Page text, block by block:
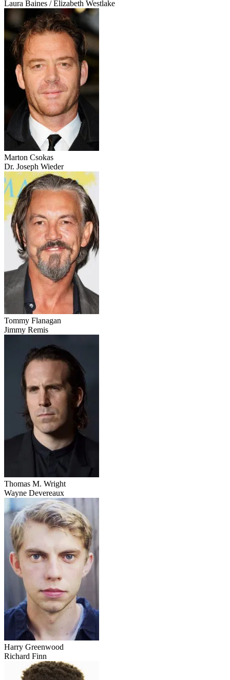
Laura Baines / Elizabeth Westlake
Marton Csokas
Dr. Joseph Wieder
Tommy Flanagan
Jimmy Remis
Thomas M. Wright
Wayne Devereaux
Harry Greenwood
Richard Finn